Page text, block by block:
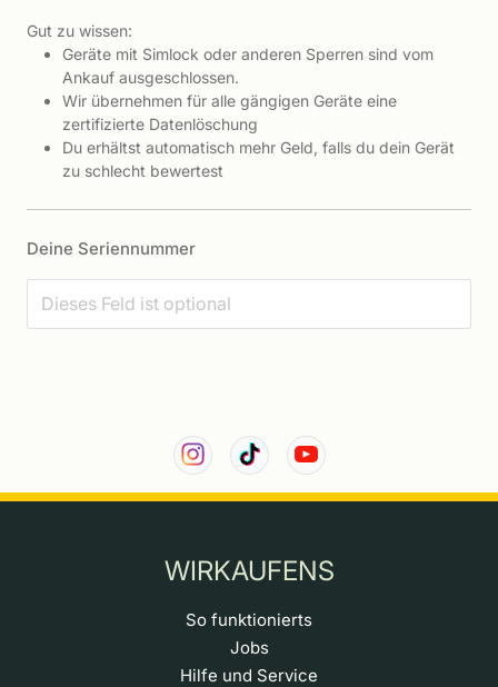
Gut zu wissen:
Geräte mit Simlock oder anderen Sperren sind vom
Ankauf ausgeschlossen.
Wir übernehmen für alle gängigen Geräte eine
zertifizierte Datenlöschung
Du erhältst automatisch mehr Geld, falls du dein Gerät
zu schlecht bewertest
Deine Seriennummer
WIRKAUFENS
So funktionierts
Jobs
Hilfe und Service